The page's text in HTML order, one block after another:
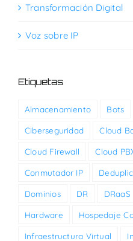
Transformación Digital
Voz sobre IP
Etiquetas
Almacenamiento Bots
Ciberseguridad Cloud
Cloud Firewall Cloud
Conmutador IP
Dominios DR DRaaS
Hardware Hospedaje
Infraestructura Virtual